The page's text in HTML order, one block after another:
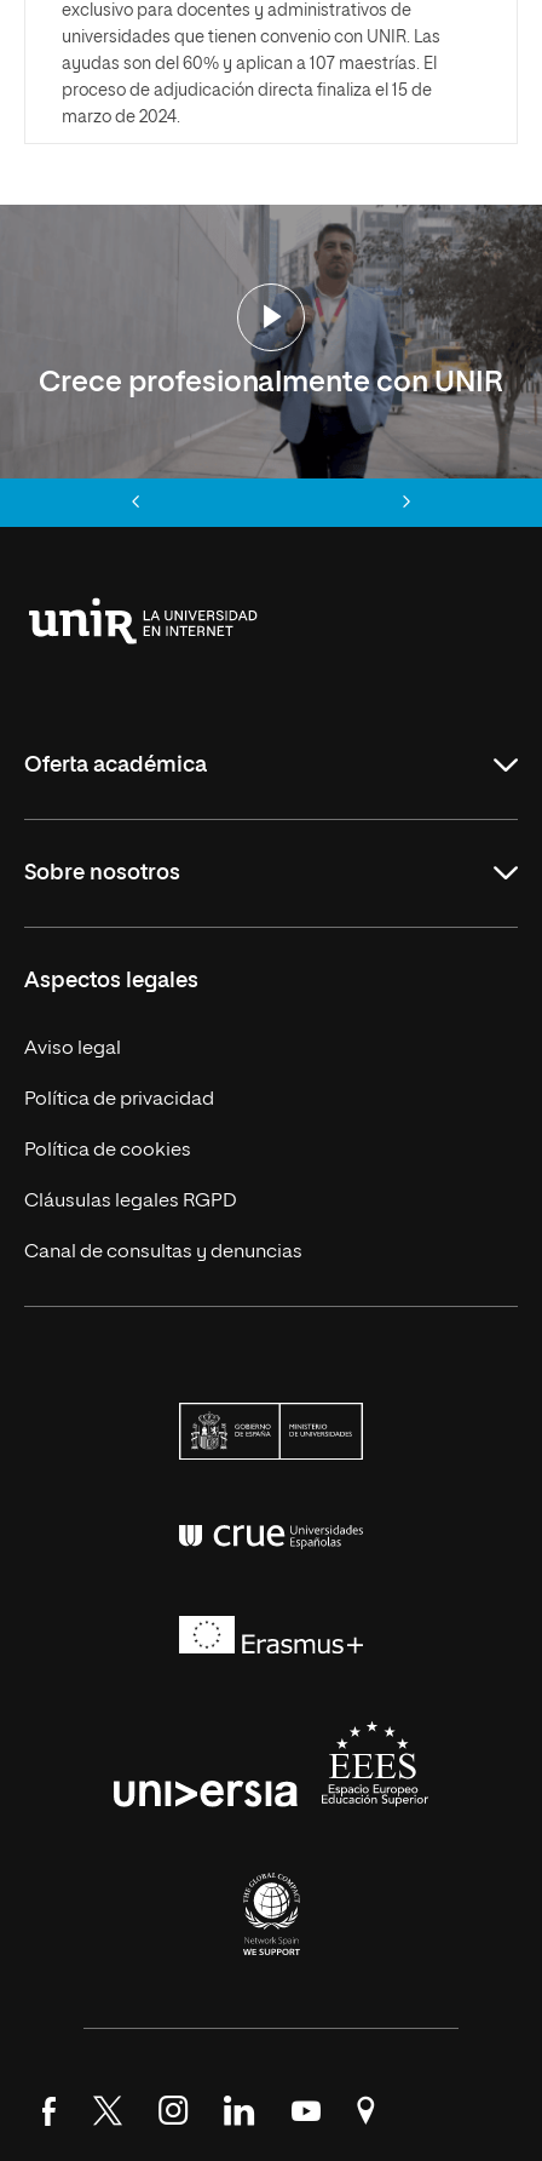
exclusivo para docentes y administrativos de
universidades que tienen convenio con UNIR. Las
ayudas son del 60% y aplican a 107 maestrías. El
proceso de adjudicación directa finaliza el 15 de
marzo de 2024.
Crece profesionalmente con UNIR
Oferta académica
Maestrías
Educación Continua
Sobre nosotros
Trabaja en UNIR
Actualidad UNIR
Contáctanos
Aspectos legales
Aviso legal
Política de privacidad
Política de cookies
Cláusulas legales RGPD
Canal de consultas y denuncias
Síguenos en Facebook
Síguenos en Twitter
Síguenos en Instagram
Síguenos en LinkedIn
Síguenos en YouTube
Encuéntranos en